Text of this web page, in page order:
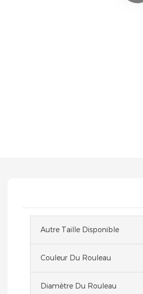
Autre Taille Disponible
Couleur Du Rouleau
Diamètre Du Rouleau